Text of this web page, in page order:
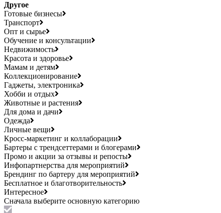
Другое
Готовые бизнесы
Транспорт
Опт и сырье
Обучение и консультации
Недвижимость
Красота и здоровье
Мамам и детям
Коллекционирование
Гаджеты, электроника
Хобби и отдых
Животные и растения
Для дома и дачи
Одежда
Личные вещи
Кросс-маркетинг и коллаборации
Бартеры с трендсеттерами и блогерами
Промо и акции за отзывы и репосты
Инфопартнерства для мероприятий
Брендинг по бартеру для мероприятий
Бесплатное и благотворительность
Интересное